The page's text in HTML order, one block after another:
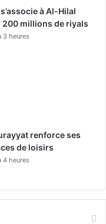
a
à Al-Hilal
200 millions de riyals
3 heures
renforce ses
de loisirs
4 heures